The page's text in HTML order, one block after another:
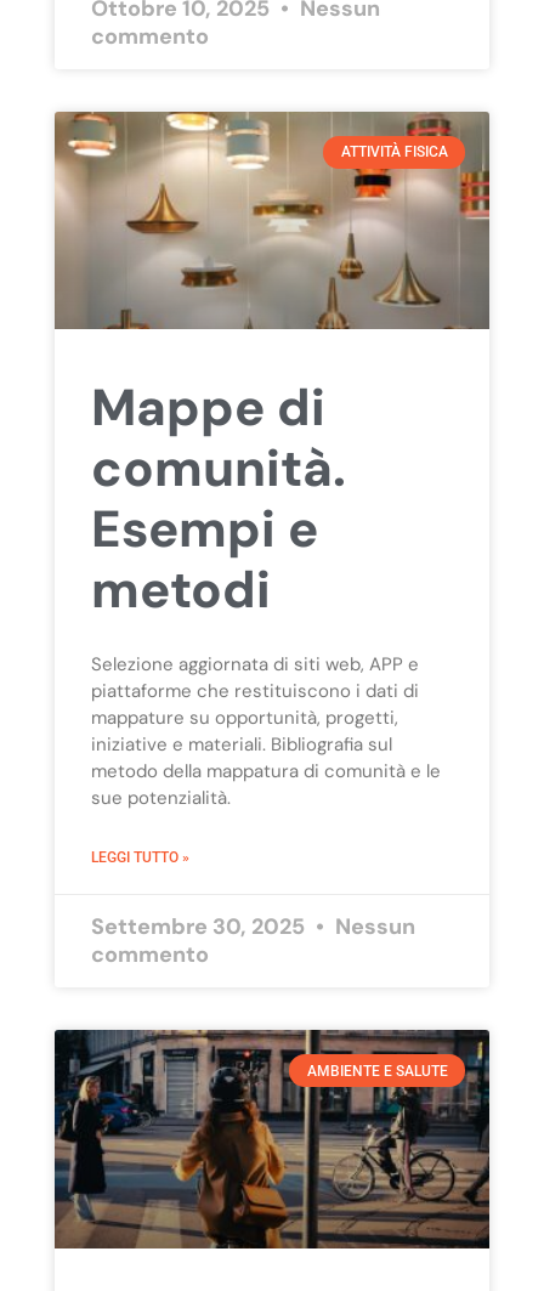
Ottobre 10, 2025
Nessun
commento
ATTIVITÀ FISICA
Mappe di
comunità.
Esempi e
metodi
Selezione aggiornata di siti web, APP e
piattaforme che restituiscono i dati di
mappature su opportunità, progetti,
iniziative e materiali. Bibliografia sul
metodo della mappatura di comunità e le
sue potenzialità.
LEGGI TUTTO »
Settembre 30, 2025
Nessun
commento
AMBIENTE E SALUTE